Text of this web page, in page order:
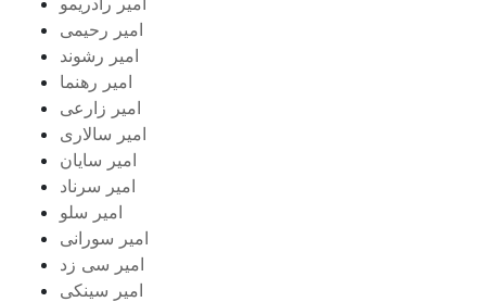
امیر رحیمی
امیر رشوند
امیر رهنما
امیر زارعی
امیر سالاری
امیر سایان
امیر سرناد
امیر سلو
امیر سورانی
امیر سی زد
امیر سینکی